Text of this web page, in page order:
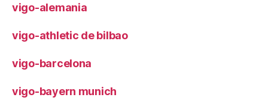
vigo-alemania
vigo-athletic de bilbao
vigo-barcelona
vigo-bayern munich